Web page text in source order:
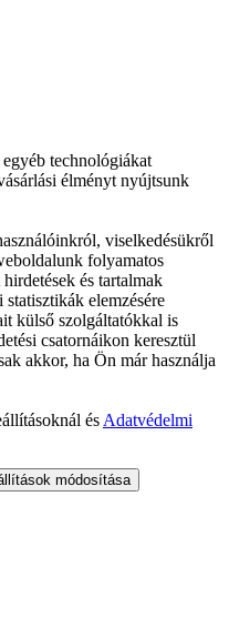
technológiákat
élményt nyújtsunk
viselkedésükről
folyamatos
és tartalmak
elemzésére
külső szolgáltatókkal is
csatornáikon keresztül
akkor, ha Ön már használja
és Adatvédelmi
módosítása